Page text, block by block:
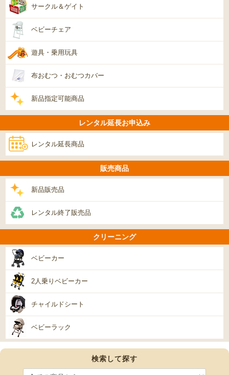
サークル＆ゲイト
ベビーチェア
遊具・乗用玩具
布おむつ・おむつカバー
新品指定可能商品
レンタル延長お申込み
レンタル延長商品
販売商品
新品販売品
レンタル終了販売品
クリーニング
ベビーカー
2人乗りベビーカー
チャイルドシート
ベビーラック
検索して探す